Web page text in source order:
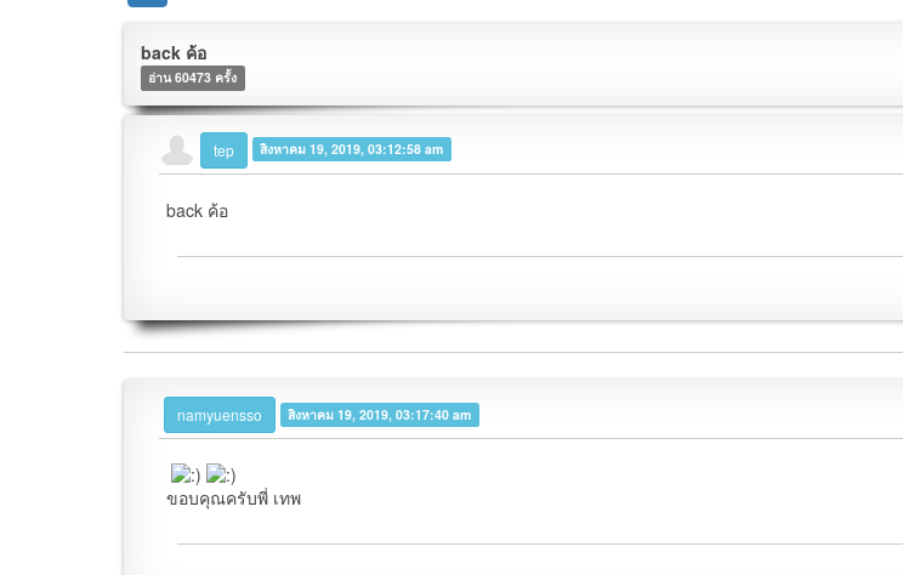
back ค้อ
อ่าน 60473 ครั้ง
tep สิงหาคม 19, 2019, 03:12:58 am
back ค้อ
namyuensso สิงหาคม 19, 2019, 03:17:40 am
ขอบคุณครับพี่ เทพ